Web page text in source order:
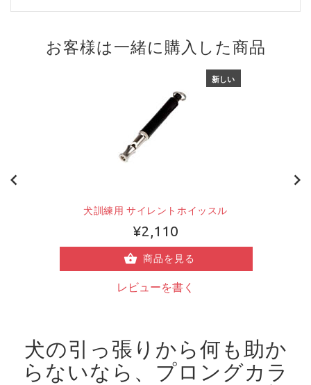
お客様は一緒に購入した商品
新しい
犬訓練用 サイレントホイッスル
¥2,110
商品を見る
レビューを書く
犬の引っ張りから何も助か
らないなら、プロングカラ